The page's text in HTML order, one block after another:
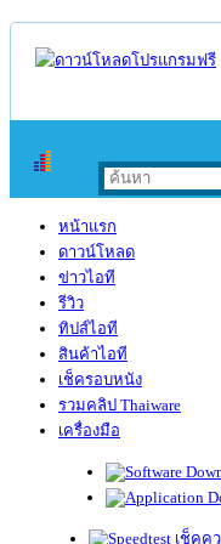
หน้าแรก
ดาวน์โหลด
ข่าวไอที
รีวิว
ทิปส์ไอที
สินค้าไอที
เช็ครอบหนัง
รวมคลิป Thaiware
เครื่องมือ
เช็คคว